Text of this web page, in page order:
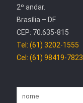
2º andar.
Brasília – DF
CEP: 70.635-815
Tel: (61) 3202-1555
Cel: (61) 98419-7823